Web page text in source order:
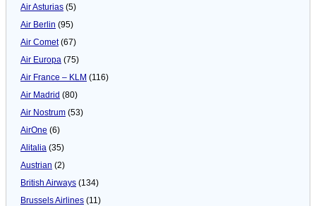
Air Asturias (5)
Air Berlin (95)
Air Comet(67)
Air Europa (75)
Air France – KLM (116)
Air Madrid (80)
Air Nostrum (53)
AirOne (6)
Alitalia (35)
Austrian (2)
British Airways (134)
Brussels Airlines (11)